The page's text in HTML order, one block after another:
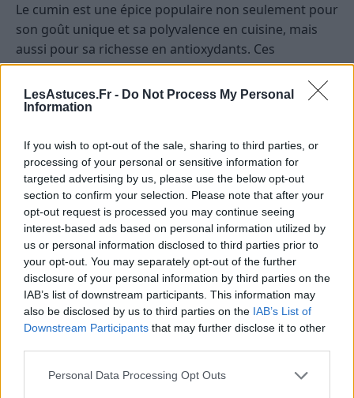
LesAstuces.Fr - Do Not Process My Personal
Information
If you wish to opt-out of the sale, sharing to third parties, or
processing of your personal or sensitive information for
targeted advertising by us, please use the below opt-out
section to confirm your selection. Please note that after your
opt-out request is processed you may continue seeing
interest-based ads based on personal information utilized by
us or personal information disclosed to third parties prior to
your opt-out. You may separately opt-out of the further
disclosure of your personal information by third parties on the
IAB’s list of downstream participants. This information may
also be disclosed by us to third parties on the IAB’s List of
Downstream Participants that may further disclose it to other
Personal Data Processing Opt Outs
Le cumin est une épice populaire non seulement pour
son goût unique et sa polyvalence en cuisine, mais
aussi pour sa richesse en antioxydants. Ces
composés sont essentiels pour protéger nos cellules
contre les dommages causés par les radicaux libres,
des molécules instables qui peuvent entraîner des
maladies cardiaques et le cancer.
Le cumin contient plusieurs types d’antioxydants,
dont la lutéoline et l’apigénine. Ces composés ont
démontré des propriétés antioxydantes puissantes
qui peuvent aider à neutraliser les radicaux libres et à
prévenir les dommages oxydatifs dans le corps. En
outre, la lutéoline et l’apigénine ont également
montré des effets anti-inflammatoires, ce qui
renforce encore les bienfaits santé du cumin.